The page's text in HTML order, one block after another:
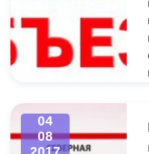
04
08